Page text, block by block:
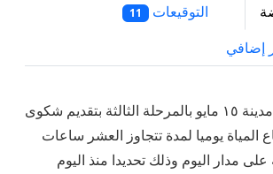
التوقيعات 11
إضافي
نتقدم نحن سكان مدينة ١٥ مايو بالمرحلة الثالثة بتقديم شكوى
المياة يوميا لمدة تتجاوز العشر ساعات
مدار اليوم وذلك تحديدا منذ اليوم